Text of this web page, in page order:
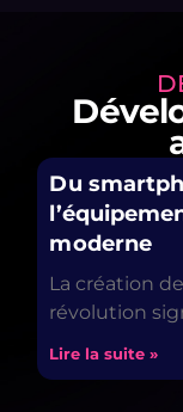
Du
moderne
La création
révolution
Lire la suite »